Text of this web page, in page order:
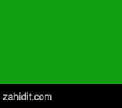
zahidit.com